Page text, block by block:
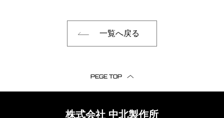
一覧へ戻る
PEGE TOP
株式会社 中北製作所